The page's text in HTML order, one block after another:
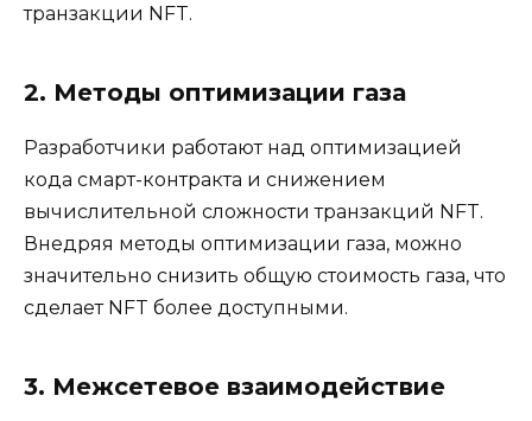
транзакции NFT.
2. Методы оптимизации газа
Разработчики работают над оптимизацией
кода смарт-контракта и снижением
вычислительной сложности транзакций NFT.
Внедряя методы оптимизации газа, можно
значительно снизить общую стоимость газа, что
сделает NFT более доступными.
3. Межсетевое взаимодействие